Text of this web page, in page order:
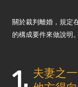
關於裁判離婚，規定
的構成要件來做說明。
1. 夫妻之